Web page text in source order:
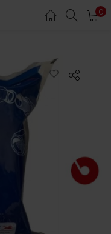
0
REGISTER
login.